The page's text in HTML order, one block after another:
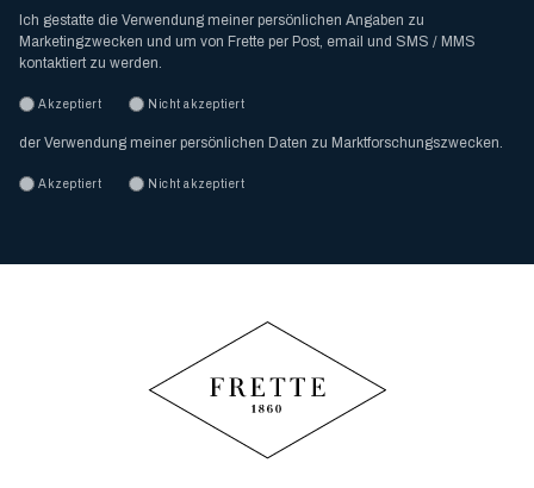
Ich gestatte die Verwendung meiner persönlichen Angaben zu
Marketingzwecken und um von Frette per Post, email und SMS / MMS
kontaktiert zu werden.
Akzeptiert Nicht akzeptiert
der Verwendung meiner persönlichen Daten zu Marktforschungszwecken.
Akzeptiert Nicht akzeptiert